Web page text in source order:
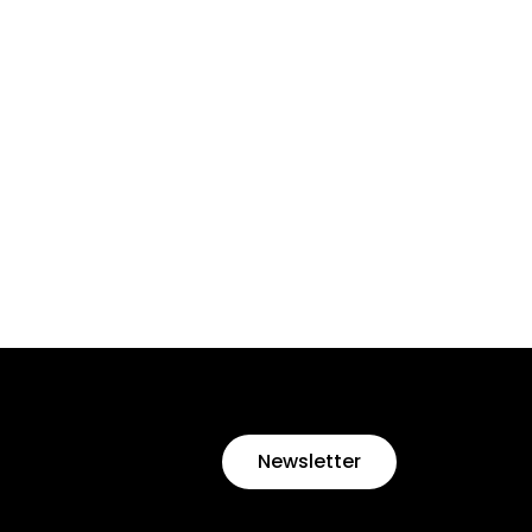
Newsletter